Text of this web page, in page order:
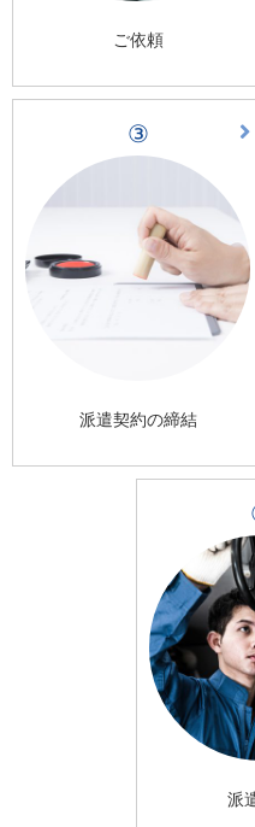
ご依頼
③
派遣契約の締結
派